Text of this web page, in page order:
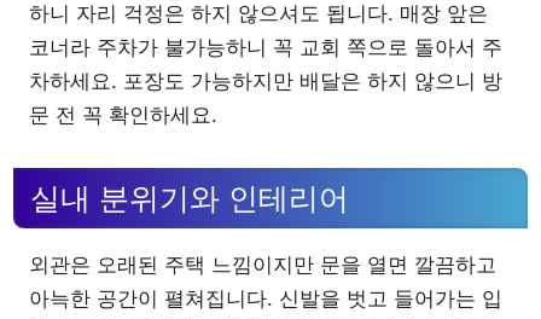
하니 자리 걱정은 하지 않으셔도 됩니다. 매장 앞은
코너라 주차가 불가능하니 꼭 교회 쪽으로 돌아서 주
차하세요. 포장도 가능하지만 배달은 하지 않으니 방
문 전 꼭 확인하세요.
실내 분위기와 인테리어
외관은 오래된 주택 느낌이지만 문을 열면 깔끔하고
아늑한 공간이 펼쳐집니다. 신발을 벗고 들어가는 입